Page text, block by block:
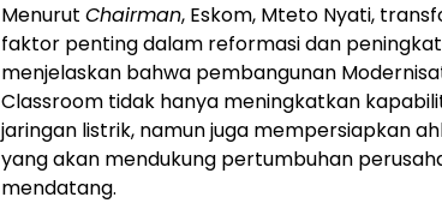
Menurut Chairman, Eskom, Mteto Nyati,
faktor penting dalam reformasi dan
menjelaskan bahwa pembangunan
Classroom tidak hanya meningkatkan
jaringan listrik, namun juga mempersiapkan
yang akan mendukung pertumbuhan
mendatang.